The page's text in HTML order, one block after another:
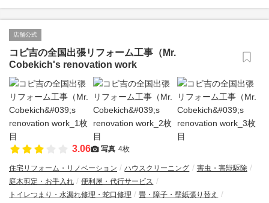
店舗公式
コビ吉の全国出張リフォーム工事（Mr.
Cobekich's renovation work
3.06 写真 4枚
住宅リフォーム・リノベーション ハウスクリーニング
害虫・害獣駆除
庭木剪定・お手入れ
便利屋・代行サービス
トイレつまり・水漏れ修理・蛇口修理
畳・障子・壁紙張り替え